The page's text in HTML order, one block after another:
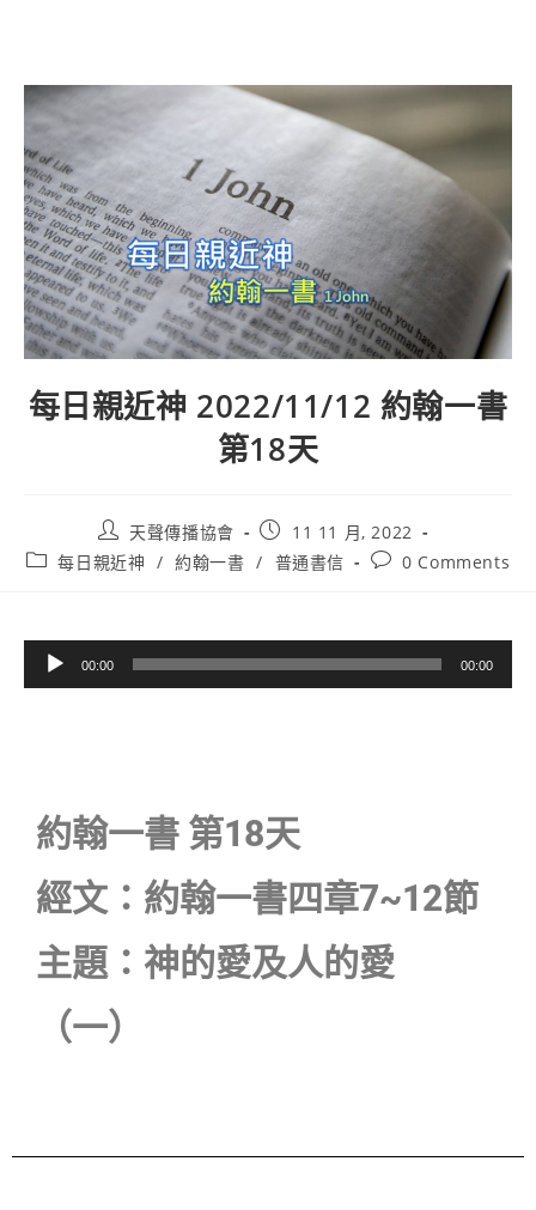
每日親近神 2022/11/12 約翰一書
第18天
天聲傳播協會
11 11 月, 2022
每日親近神 / 約翰一書 / 普通書信 0 Comments
訊
00:00 00:00
約翰一書 第18天
經文：約翰一書四章7~12節
主題：神的愛及人的愛
（一）